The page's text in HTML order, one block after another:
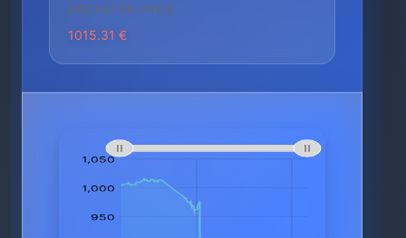
HÖCHSTER PREIS
1015.31 €